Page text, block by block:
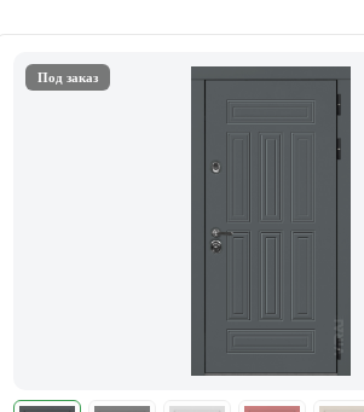
Под заказ